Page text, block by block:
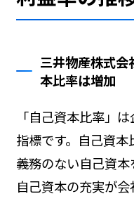
三井物産株式会
本比率は増加
「自己資本比率」
指標です。自己資
義務のない自己資本
自己資本の充実が会